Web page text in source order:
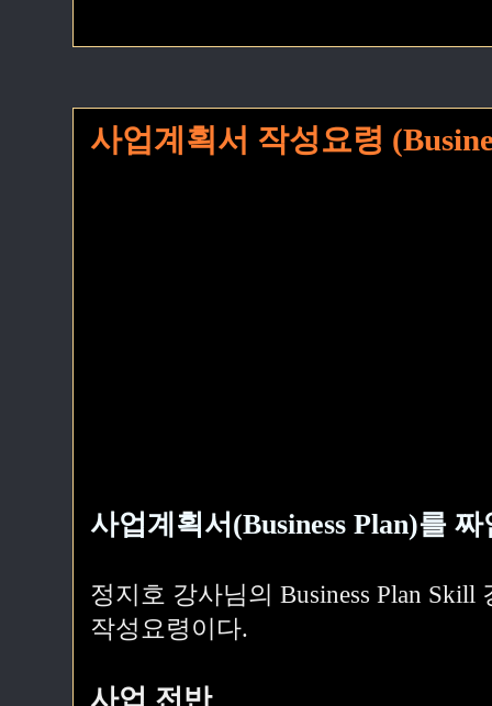
사업계획서 작성요령
사업계획서(Business Plan)를
정지호 강사님의 Business Plan
작성요령이다.
사업 전반